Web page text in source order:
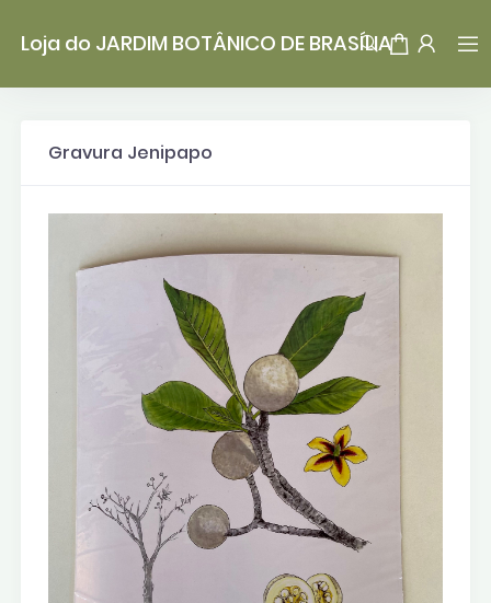
Loja do JARDIM BOTÂNICO DE BRASÍLIA
Gravura Jenipapo